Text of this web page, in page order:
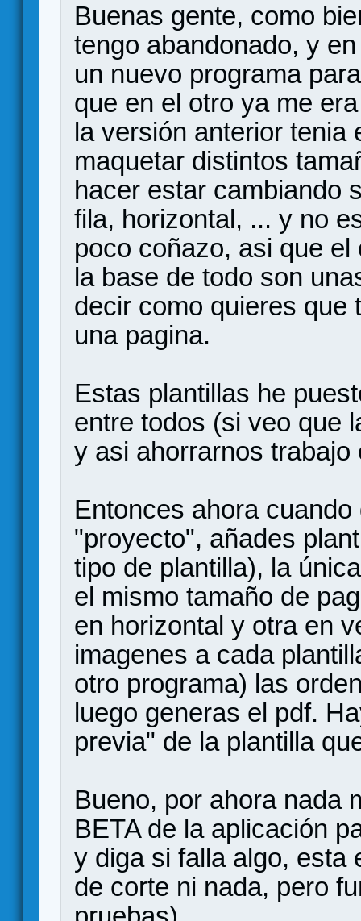
Buenas gente, como
tengo abandonado, y
un nuevo programa
que en el otro ya me
la versión anterior tenia
maquetar distintos
hacer estar cambiando
fila, horizontal, ... y no
poco coñazo, asi que
la base de todo son
decir como quieres que
una pagina.
Estas plantillas he
entre todos (si veo que
y asi ahorrarnos trabajo
Entonces ahora
"proyecto", añades
tipo de plantilla), la
el mismo tamaño de
en horizontal y otra en
imagenes a cada
otro programa) las
luego generas el pdf.
previa" de la plantilla
Bueno, por ahora nada
BETA de la aplicación
y diga si falla algo, esta
de corte ni nada, pero